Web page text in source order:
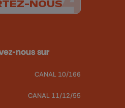
NOUS
nous sur
CANAL 10/166
CANAL 11/12/55